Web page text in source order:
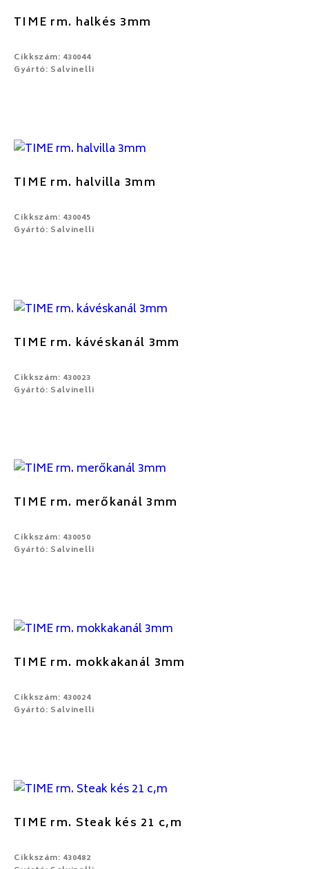
TIME rm. halkés 3mm
Cikkszám: 430044
Gyártó: Salvinelli
TIME rm. halvilla 3mm
Cikkszám: 430045
Gyártó: Salvinelli
TIME rm. kávéskanál 3mm
Cikkszám: 430023
Gyártó: Salvinelli
TIME rm. merőkanál 3mm
Cikkszám: 430050
Gyártó: Salvinelli
TIME rm. mokkakanál 3mm
Cikkszám: 430024
Gyártó: Salvinelli
TIME rm. Steak kés 21 c,m
Cikkszám: 430482